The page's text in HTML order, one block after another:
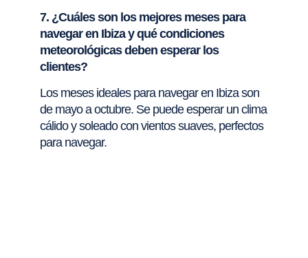
7. ¿Cuáles son los mejores meses para
navegar en Ibiza y qué condiciones
meteorológicas deben esperar los
clientes?
Los meses ideales para navegar en Ibiza son
de mayo a octubre. Se puede esperar un clima
cálido y soleado con vientos suaves, perfectos
para navegar.